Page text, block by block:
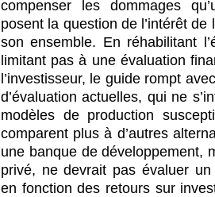
compenser les dommages
posent la question de l’intérêt
son ensemble. En réhabilitant
limitant pas à une évaluation
l’investisseur, le guide rompt
d’évaluation actuelles, qui ne
modèles de production
comparent plus à d’autres
une banque de développement,
privé, ne devrait pas évaluer un
en fonction des retours sur